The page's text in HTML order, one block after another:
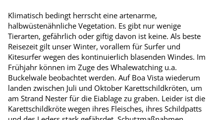
Klimatisch bedingt herrscht eine artenarme,
halbwüstenähnliche Vegetation. Es gibt nur wenige
Tierarten, gefährlich oder giftig davon ist keine. Als beste
Reisezeit gilt unser Winter, vorallem für Surfer und
Kitesurfer wegen des kontinuierlich blasenden Windes. Im
Frühjahr können im Zuge des Whalewatching u.a.
Buckelwale beobachtet werden. Auf Boa Vista wiederum
landen zwischen Juli und Oktober Karettschildkröten, um
am Strand Nester für die Eiablage zu graben. Leider ist die
Karettschildkröte wegen ihres Fleisches, ihres Schildpatts